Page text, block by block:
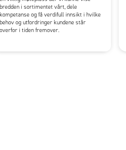
bredden i sortimentet vårt, dele
kompetanse og få verdifull innsikt i hvilke
behov og utfordringer kundene står
overfor i tiden fremover.